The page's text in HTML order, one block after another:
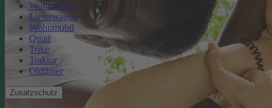
Wohnwagen
Lieferwagen
Wohnmobil
Quad
Trike
Traktor
Oldtimer
Zusatzschutz